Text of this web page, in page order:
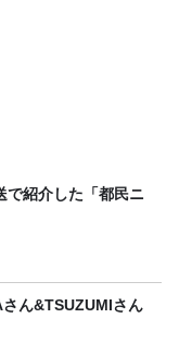
で紹介した「都民ニ
さん&TSUZUMIさん